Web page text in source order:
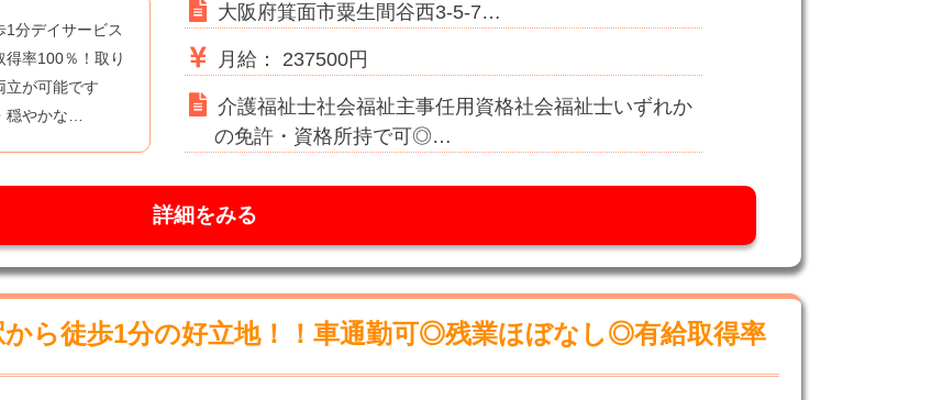
大阪府箕面市粟生間谷西3-5-7…
月給： 237500円
介護福祉士社会福祉主事任用資格社会福祉士いずれか
の免許・資格所持で可◎…
分デイサービス
率100％！取り
立が可能です
やかな…
詳細をみる
ら徒歩1分の好立地！！車通勤可◎残業ほぼなし◎有給取得率